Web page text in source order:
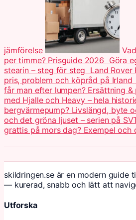
jämförelse
per timme? Prisguide 2026 Göra
stearin – steg för steg Land Rover
pris, problem och köpråd på Irland
får man efter lumpen? Ersättning &
med Hjalle och Heavy – hela
bergvärmepump? Livslängd, byte
och det gröna ljuset – serien på
grattis på mors dag? Exempel och
skildringen.se är en modern guide
— kurerad, snabb och lätt att
Utforska